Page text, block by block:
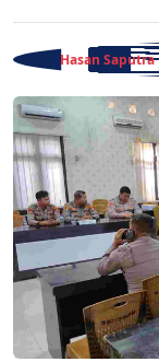
Hasan Saputra